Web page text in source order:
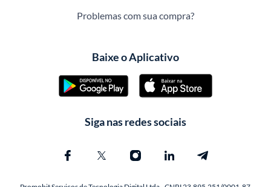
Problemas com sua compra?
Baixe o Aplicativo
Siga nas redes sociais